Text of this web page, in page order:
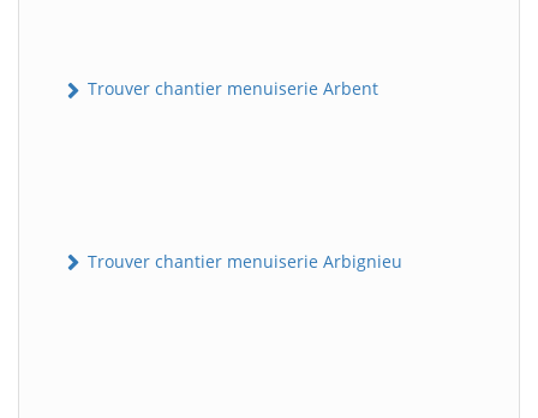
Trouver chantier menuiserie Arbent
Trouver chantier menuiserie Arbignieu